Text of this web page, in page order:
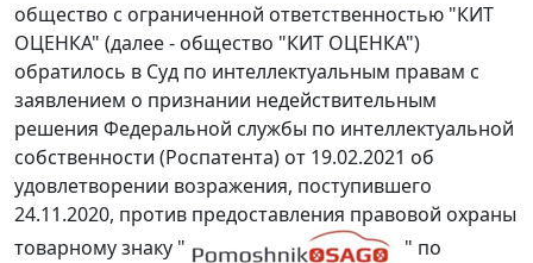
общество с ограниченной ответственностью "КИТ
ОЦЕНКА" (далее - общество "КИТ ОЦЕНКА")
обратилось в Суд по интеллектуальным правам с
заявлением о признании недействительным
решения Федеральной службы по интеллектуальной
собственности (Роспатента) от 19.02.2021 об
удовлетворении возражения, поступившего
24.11.2020, против предоставления правовой охраны
товарному знаку "
" по